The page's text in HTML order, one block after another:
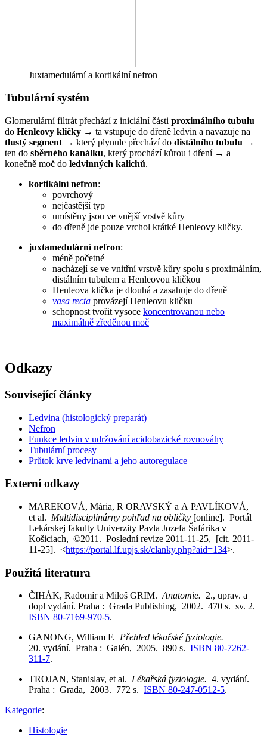
Juxtamedulární a kortikální nefron
Tubulární systém
Glomerulární filtrát přechází z iniciální části proximálního tubulu
do Henleovy kličky → ta vstupuje do dřeně ledvin a navazuje na
tlustý segment → který plynule přechází do distálního tubulu →
ten do sběrného kanálku, který prochází kůrou i dření → a
konečně moč do ledvinných kalichů.
kortikální nefron:
povrchový
nejčastější typ
umístěny jsou ve vnější vrstvě kůry
do dřeně jde pouze vrchol krátké Henleovy kličky.
juxtamedulární nefron:
méně početné
nacházejí se ve vnitřní vrstvě kůry spolu s proximálním,
distálním tubulem a Henleovou kličkou
Henleova klička je dlouhá a zasahuje do dřeně
vasa recta provázejí Henleovu kličku
schopnost tvořit vysoce koncentrovanou nebo
maximálně zředěnou moč
Odkazy
Související články
Ledvina (histologický preparát)
Nefron
Funkce ledvin v udržování acidobazické rovnováhy
Tubulární procesy
Průtok krve ledvinami a jeho autoregulace
Externí odkazy
MAREKOVÁ, Mária, R ORAVSKÝ a A PAVLÍKOVÁ,
et al. Multidisciplinárny pohľad na obličky [online]. Portál
Lekárskej fakulty Univerzity Pavla Jozefa Šafárika v
Košiciach, ©2011. Poslední revize 2011-11-25, [cit. 2011-
11-25]. <https://portal.lf.upjs.sk/clanky.php?aid=134>.
Použitá literatura
ČIHÁK, Radomír a Miloš GRIM. Anatomie. 2., uprav. a
dopl vydání. Praha : Grada Publishing, 2002. 470 s. sv. 2.
ISBN 80-7169-970-5.
GANONG, William F. Přehled lékařské fyziologie.
20. vydání. Praha : Galén, 2005. 890 s. ISBN 80-7262-
311-7.
TROJAN, Stanislav, et al. Lékařská fyziologie. 4. vydání.
Praha : Grada, 2003. 772 s. ISBN 80-247-0512-5.
Kategorie:
Histologie